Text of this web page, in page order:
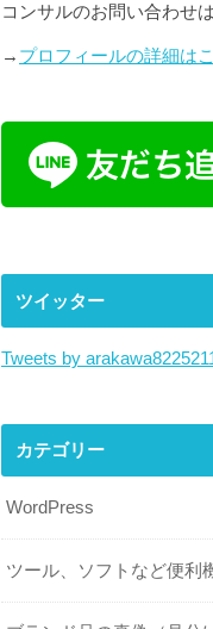
コンサルのお問い合わせ
→ プロフィールの詳細は
ツイッター
Tweets by
カテゴリー
WordPress
ツール、ソフトなど便利